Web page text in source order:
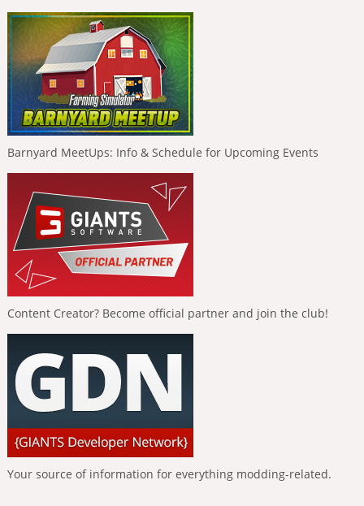
Barnyard MeetUps: Info & Schedule for Upcoming Events
Content Creator? Become official partner and join the club!
Your source of information for everything modding-related.